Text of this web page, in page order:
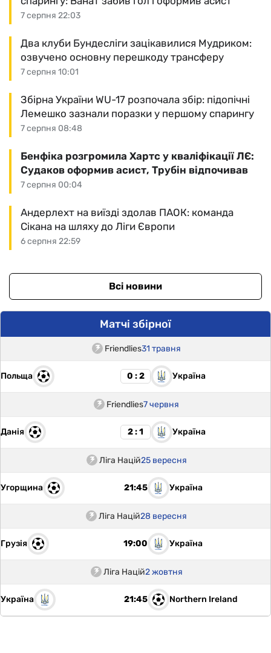
7 серпня 22:03
7 серпня 10:01
Два клуби Бундесліги зацікавилися Мудриком:
озвучено основну перешкоду трансферу
7 серпня 08:48
Збірна України WU-17 розпочала збір: підопічні
Лемешко зазнали поразки у першому спарингу
7 серпня 00:04
Бенфіка розгромила Хартс у кваліфікації ЛЄ:
Судаков оформив асист, Трубін відпочивав
6 серпня 22:59
Андерлехт на виїзді здолав ПАОК: команда
Сікана на шляху до Ліги Європи
Всі новини
Матчі збірної
Friendlies31 травня
Польща 0 : 2 Україна
Friendlies7 червня
Данія 2 : 1 Україна
Ліга Націй25 вересня
Угорщина 21:45 Україна
Ліга Націй28 вересня
Грузія 19:00 Україна
Ліга Націй2 жовтня
Україна 21:45 Northern Ireland